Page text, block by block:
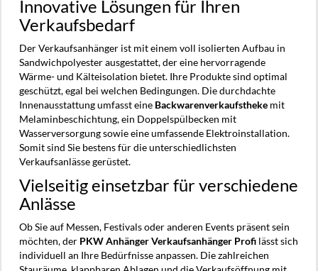
Innovative Lösungen für Ihren
Verkaufsbedarf
Der Verkaufsanhänger ist mit einem voll isolierten Aufbau in
Sandwichpolyester ausgestattet, der eine hervorragende
Wärme- und Kälteisolation bietet. Ihre Produkte sind optimal
geschützt, egal bei welchen Bedingungen. Die durchdachte
Innenausstattung umfasst eine Backwarenverkaufsthekemit
Melaminbeschichtung, ein Doppelspülbecken mit
Wasserversorgung sowie eine umfassende Elektroinstallation.
Somit sind Sie bestens für die unterschiedlichsten
Verkaufsanlässe gerüstet.
Vielseitig einsetzbar für verschiedene
Anlässe
Ob Sie auf Messen, Festivals oder anderen Events präsent sein
möchten, der PKW Anhänger Verkaufsanhänger Profilässt sich
individuell an Ihre Bedürfnisse anpassen. Die zahlreichen